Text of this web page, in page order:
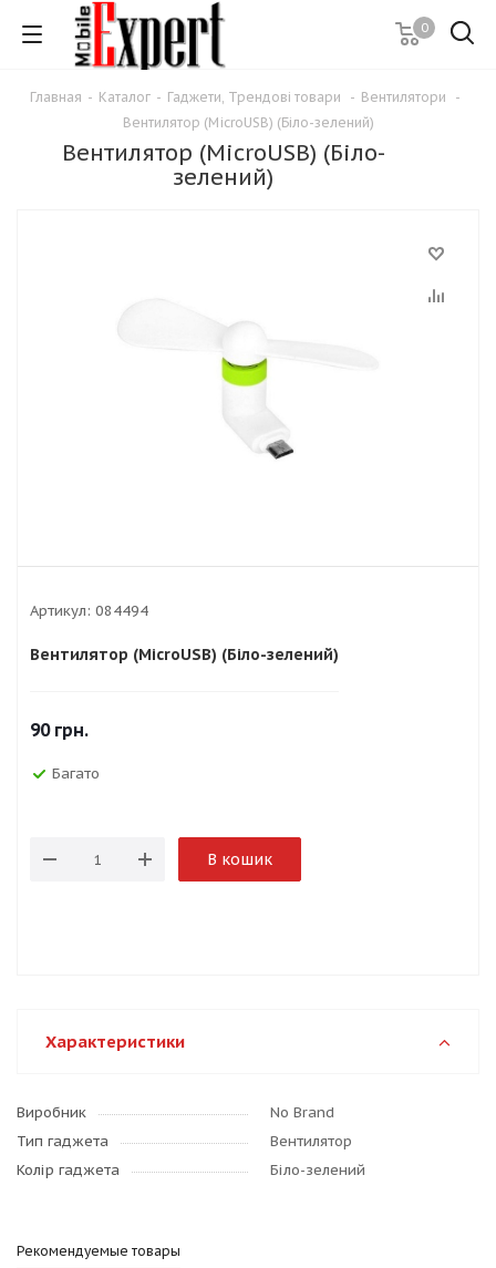
0
Главная - Каталог - Гаджети, Трендові товари - Вентилятори
-
Вентилятор (MicroUSB) (Біло-зелений)
Вентилятор (MicroUSB) (Біло-
зелений)
Артикул: 084494
Вентилятор (MicroUSB) (Біло-зелений)
90грн.
Багато
В кошик
Характеристики
Виробник
No Brand
Тип гаджета
Вентилятор
Колір гаджета
Біло-зелений
Рекомендуемые товары